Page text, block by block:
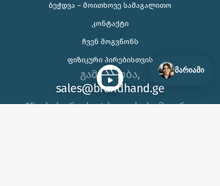
ᲑᲔᲭᲓᲕᲐ – ᲛᲝᲘᲗᲮᲝᲕᲔ ᲡᲐᲛᲐᲒᲐᲚᲘᲗᲝ
ᲙᲝᲜᲢᲐᲥᲢᲘ
ᲩᲕᲔᲜ ᲛᲝᲒᲕᲬᲝᲜᲡ
ᲤᲘᲖᲘᲙᲣᲠᲘ ᲞᲘᲠᲔᲑᲘᲡᲗᲕᲘᲡ
გამარჯობა,
sales@brandhand.ge
15 აბუსერიძე ტბელის, სამგორი,
მარიამი
საჩუქრის ან ბრენდირებული პროდუქტის შერჩევაში
დახმარება გჭირდებათ, იცოდეთ აქ ვარ 😊